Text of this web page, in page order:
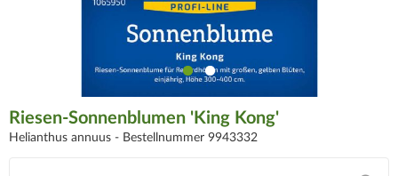
Riesen-Sonnenblumen 'King Kong'
Helianthus annuus - Bestellnummer 9943332